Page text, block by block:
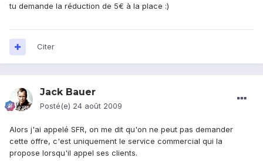
tu demande la réduction de 5€ à la place :)
Citer
Jack Bauer
Posté(e) 24 août 2009
Alors j'ai appelé SFR, on me dit qu'on ne peut pas demander
cette offre, c'est uniquement le service commercial qui la
propose lorsqu'il appel ses clients.